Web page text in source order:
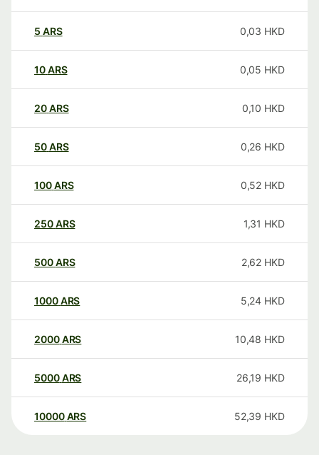
5 ARS 0,03 HKD
10ARS 0,05 HKD
20ARS 0,10 HKD
50ARS 0,26 HKD
100ARS 0,52 HKD
250ARS 1,31 HKD
500ARS 2,62 HKD
1000ARS 5,24 HKD
2000ARS 10,48 HKD
5000ARS 26,19 HKD
10000 ARS 52,39 HKD